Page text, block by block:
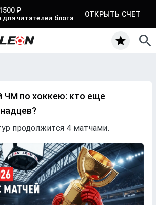
₽
для читателей блога ОТКРЫТЬ СЧЕТ
ЧМ по хоккею: кто еще
продолжится 4 матчами.